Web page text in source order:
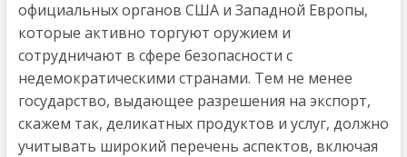
официальных органов США и Западной Европы,
которые активно торгуют оружием и
сотрудничают в сфере безопасности с
недемократическими странами. Тем не менее
государство, выдающее разрешения на экспорт,
скажем так, деликатных продуктов и услуг, должно
учитывать широкий перечень аспектов, включая